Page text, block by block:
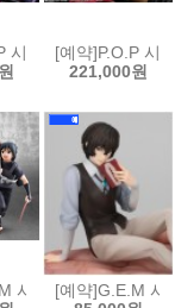
전편 & 히라코 신
- 우즈마키 나루토
시리즈 원피스 -
[예약]P.O.P 시
221,000원
라 (한정복각판
시리즈 나루토 질풍
[예약]G.E.M 시